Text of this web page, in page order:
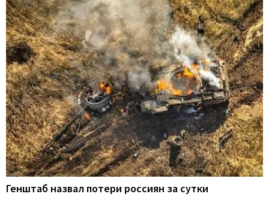
Генштаб назвал потери россиян за сутки